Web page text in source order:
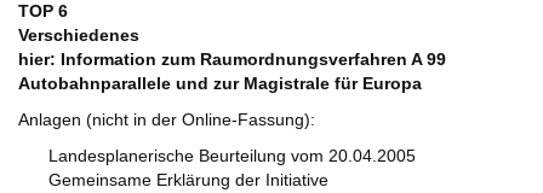
TOP 6
Verschiedenes
hier: Information zum Raumordnungsverfahren A 99
Autobahnparallele und zur Magistrale für Europa
Anlagen (nicht in der Online-Fassung):
Landesplanerische Beurteilung vom 20.04.2005
Gemeinsame Erklärung der Initiative